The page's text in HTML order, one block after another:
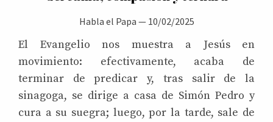
Habla el Papa — 10/02/2025
El Evangelio nos muestra a Jesús en
movimiento: efectivamente, acaba de
terminar de predicar y, tras salir de la
sinagoga, se dirige a casa de Simón Pedro y
cura a su suegra; luego, por la tarde, sale de